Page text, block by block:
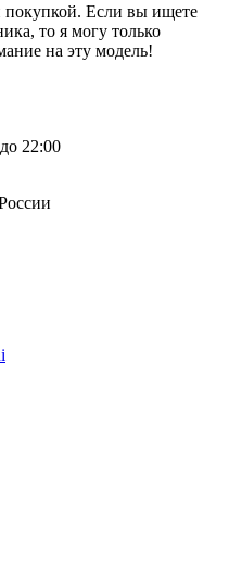
покупкой. Если вы ищете
то я могу только
на эту модель!
22:00